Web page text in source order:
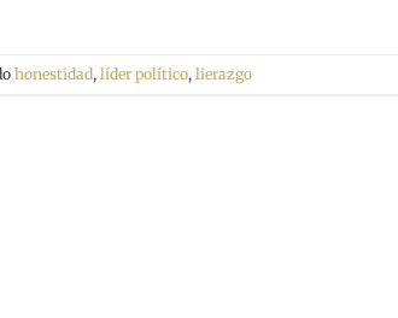
honestidad, líder político, lierazgo